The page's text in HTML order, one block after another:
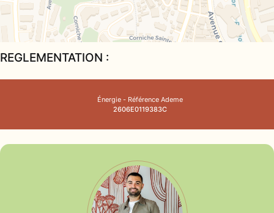
REGLEMENTATION :
Énergie - Référence Ademe
2606E0119383C